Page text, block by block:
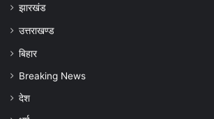
झारखंड
उत्तराखण्ड
बिहार
Breaking News
देश